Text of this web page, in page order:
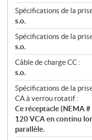
Spécifications de la
s.o.
Spécifications de la
s.o.
Câble de charge CC :
s.o.
Spécifications de la
CA à verrou rotatif :
Ce réceptacle (NEMA
120 VCA en continu
parallèle.